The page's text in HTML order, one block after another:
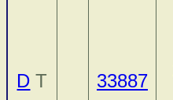
D T 33887